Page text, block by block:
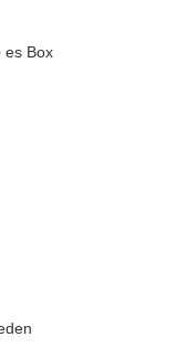
es Box